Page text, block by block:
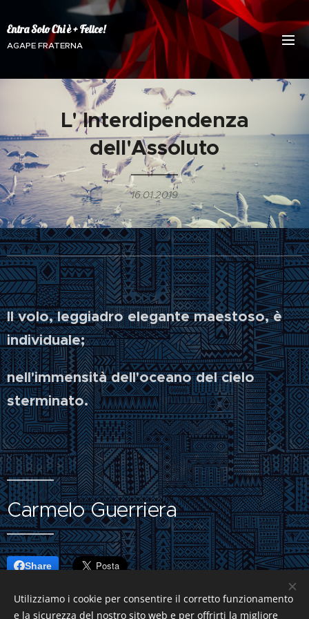
Entra Solo Chi è + Felice!
AGAPE FRATERNA
L' Interdipendenza
dell'Assoluto
16.01.2019
Il volo, leggiadro elegante maestoso, è
individuale;
nell'immensità dell'oceano del cielo
sterminato.
Carmelo Guerriera
Share
Utilizziamo i cookie per consentire il corretto funzionamento
e la sicurezza del nostro sito web e per offrirti la migliore